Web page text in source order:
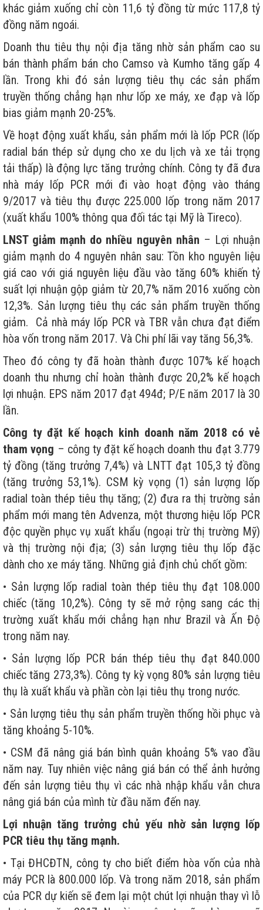
khác giảm xuống chỉ còn 11,6 tỷ đồng từ mức 117,8 tỷ
đồng năm ngoái.
Doanh thu tiêu thụ nội địa tăng nhờ sản phẩm cao su
bán thành phẩm bán cho Camso và Kumho tăng gấp 4
lần. Trong khi đó sản lượng tiêu thụ các sản phẩm
truyền thống chẳng hạn như lốp xe máy, xe đạp và lốp
bias giảm mạnh 20-25%.
Về hoạt động xuất khẩu, sản phẩm mới là lốp PCR (lốp
radial bán thép sử dụng cho xe du lịch và xe tải trọng
tải thấp) là động lực tăng trưởng chính. Công ty đã đưa
nhà máy lốp PCR mới đi vào hoạt động vào tháng
9/2017 và tiêu thụ được 225.000 lốp trong năm 2017
(xuất khẩu 100% thông qua đối tác tại Mỹ là Tireco).
LNST giảm mạnh do nhiều nguyên nhân – Lợi nhuận
giảm mạnh do 4 nguyên nhân sau: Tồn kho nguyên liệu
giá cao với giá nguyên liệu đầu vào tăng 60% khiến tỷ
suất lợi nhuận gộp giảm từ 20,7% năm 2016 xuống còn
12,3%. Sản lượng tiêu thụ các sản phẩm truyền thống
giảm. Cả nhà máy lốp PCR và TBR vẫn chưa đạt điểm
hòa vốn trong năm 2017. Và Chi phí lãi vay tăng 56,3%.
Theo đó công ty đã hoàn thành được 107% kế hoạch
doanh thu nhưng chỉ hoàn thành được 20,2% kế hoạch
lợi nhuận. EPS năm 2017 đạt 494đ; P/E năm 2017 là 30
lần.
Công ty đặt kế hoạch kinh doanh năm 2018 có vẻ
tham vọng – công ty đặt kế hoạch doanh thu đạt 3.779
tỷ đồng (tăng trưởng 7,4%) và LNTT đạt 105,3 tỷ đồng
(tăng trưởng 53,1%). CSM kỳ vọng (1) sản lượng lốp
radial toàn thép tiêu thụ tăng; (2) đưa ra thị trường sản
phẩm mới mang tên Advenza, một thương hiệu lốp PCR
độc quyền phục vụ xuất khẩu (ngoại trừ thị trường Mỹ)
và thị trường nội địa; (3) sản lượng tiêu thụ lốp đặc
dành cho xe máy tăng. Những giả định chủ chốt gồm:
• Sản lượng lốp radial toàn thép tiêu thụ đạt 108.000
chiếc (tăng 10,2%). Công ty sẽ mở rộng sang các thị
trường xuất khẩu mới chẳng hạn như Brazil và Ấn Độ
trong năm nay.
• Sản lượng lốp PCR bán thép tiêu thụ đạt 840.000
chiếc tăng 273,3%). Công ty kỳ vọng 80% sản lượng tiêu
thụ là xuất khẩu và phần còn lại tiêu thụ trong nước.
• Sản lượng tiêu thụ sản phẩm truyền thống hồi phục và
tăng khoảng 5-10%.
• CSM đã nâng giá bán bình quân khoảng 5% vao đầu
năm nay. Tuy nhiên việc nâng giá bán có thể ảnh hưởng
đến sản lượng tiêu thụ vì các nhà nhập khẩu vẫn chưa
nâng giá bán của mình từ đầu năm đến nay.
Lợi nhuận tăng trưởng chủ yếu nhờ sản lượng lốp
PCR tiêu thụ tăng mạnh.
• Tại ĐHCĐTN, công ty cho biết điểm hòa vốn của nhà
máy PCR là 800.000 lốp. Và trong năm 2018, sản phẩm
của PCR dự kiến sẽ đem lại một chút lợi nhuận thay vì lỗ